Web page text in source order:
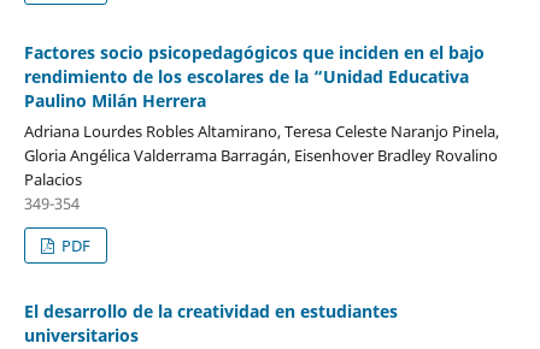
Factores socio psicopedagógicos que inciden en el bajo
rendimiento de los escolares de la “Unidad Educativa
Paulino Milán Herrera
Adriana Lourdes Robles Altamirano, Teresa Celeste Naranjo Pinela,
Gloria Angélica Valderrama Barragán, Eisenhover Bradley Rovalino
Palacios
349-354
PDF
El desarrollo de la creatividad en estudiantes
universitarios